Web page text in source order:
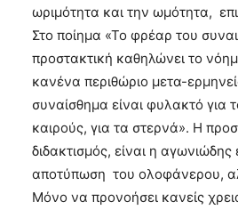
ωριμότητα και την ωμότητα,
Στο ποίημα «Το φρέαρ του
προστακτική καθηλώνει το
κανένα περιθώριο μετα-
συναίσθημα είναι φυλακτό για
καιρούς, για τα στερνά». Η
διδακτισμός, είναι η
αποτύπωση του ολοφάνερου,
Μόνο να προνοήσει κανείς